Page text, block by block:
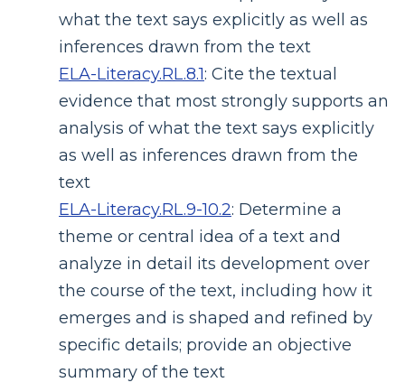
what the text says explicitly as well as
inferences drawn from the text
ELA-Literacy.RL.8.1: Cite the textual
evidence that most strongly supports an
analysis of what the text says explicitly
as well as inferences drawn from the
text
ELA-Literacy.RL.9-10.2: Determine a
theme or central idea of a text and
analyze in detail its development over
the course of the text, including how it
emerges and is shaped and refined by
specific details; provide an objective
summary of the text